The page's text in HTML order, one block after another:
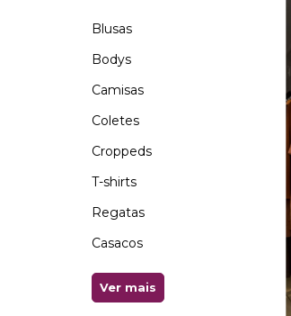
Blusas
Bodys
Camisas
Coletes
Croppeds
T-shirts
Regatas
Casacos
Ver mais